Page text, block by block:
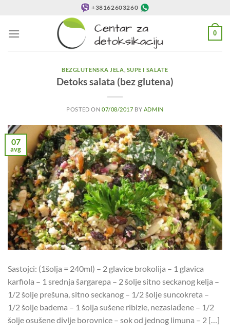
sadržaj
+38162603260
0
BEZGLUTENSKA JELA SUPE I SALATE
Detoks salata (bez glutena)
POSTED ON 07/08/2017 BY ADMIN
07
avg
Sastojci: (1šolja = 240ml) – 2 glavice brokolija – 1 glavica
karfiola – 1 srednja šargarepa – 2 šolje sitno seckanog kelja –
1/2 šolje prešuna, sitno seckanog – 1/2 šolje suncokreta –
1/2 šolje badema – 1 šolja sušene ribizle, nezaslađene – 1/2
šolje osušene divlje borovnice – sok od jednog limuna – 2 […]